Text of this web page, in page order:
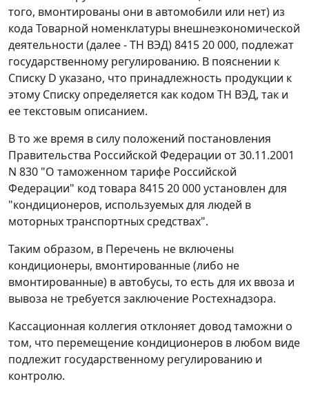
того, вмонтированы они в автомобили или нет) из
кода Товарной номенклатуры внешнеэкономической
деятельности (далее - ТН ВЭД)8415 20 000, подлежат
государственному регулированию. В пояснении к
Списку D указано, что принадлежность продукции к
этому Списку определяется как кодом ТН ВЭД, так и
ее текстовым описанием.
В то же время в силу положений постановления
Правительства Российской Федерации от 30.11.2001
N 830 "О таможенном тарифе Российской
Федерации" код товара 8415 20 000установлен для
"кондиционеров, используемых для людей в
моторных транспортных средствах".
Таким образом, в Перечень не включены
кондиционеры, вмонтированные (либо не
вмонтированные) в автобусы, то есть для их ввоза и
вывоза не требуется заключение Ростехнадзора.
Кассационная коллегия отклоняет довод таможни о
том, что перемещение кондиционеров в любом виде
подлежит государственному регулированию и
контролю.